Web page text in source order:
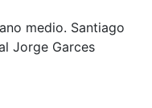
medio. Santiago
Jorge Garces